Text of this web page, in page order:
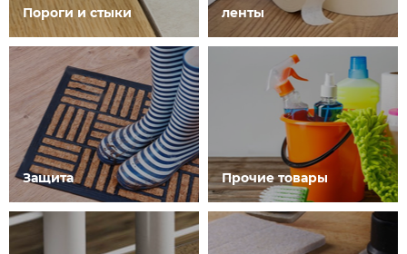
Пороги и стыки
ленты
Защита Прочие товары